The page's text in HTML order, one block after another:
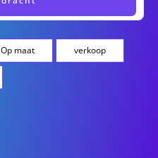
Op maat verkoop